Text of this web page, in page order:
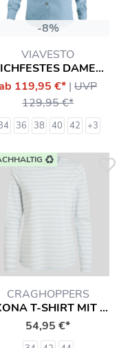
-8%
VIAVESTO
STICHFESTES DAMENHEMD DIAS
119,95 €* | UVP
129,95 €*
36 38 40 42 +3
CRAGHOPPERS
AKONA T-SHIRT MIT INSEKTENSCHUTZ LANGARMSHIRT HEMD
54,95 €*